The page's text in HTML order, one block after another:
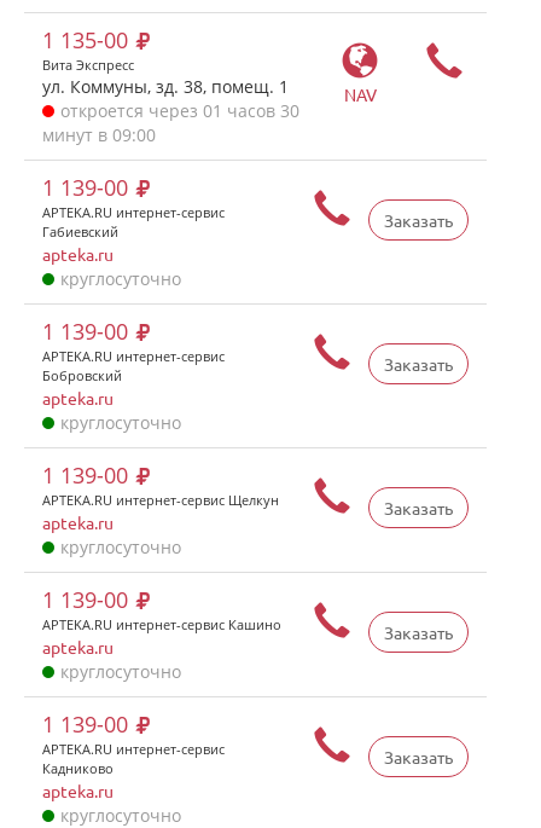
NAV
1 135-00
Вита Экспресс
ул. Коммуны, зд. 38, помещ. 1
откроется через 01 часов 30
минут в 09:00
Заказать
1 139-00
APTEKA.RU интернет-сервис
Габиевский
apteka.ru
круглосуточно
Заказать
1 139-00
APTEKA.RU интернет-сервис
Бобровский
apteka.ru
круглосуточно
Заказать
1 139-00
APTEKA.RU интернет-сервис Щелкун
apteka.ru
круглосуточно
Заказать
1 139-00
APTEKA.RU интернет-сервис Кашино
apteka.ru
круглосуточно
Заказать
1 139-00
APTEKA.RU интернет-сервис
Кадниково
apteka.ru
круглосуточно